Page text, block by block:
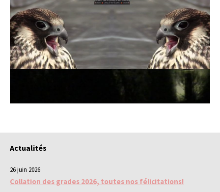
Actualités
26 juin 2026
Collation des grades 2026, toutes nos félicitations!